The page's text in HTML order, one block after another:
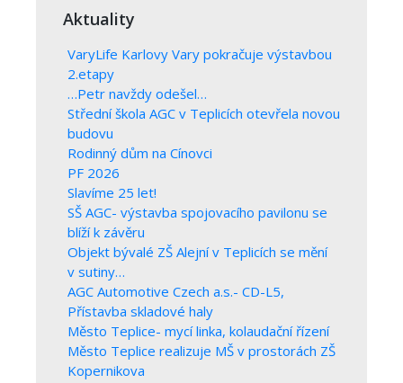
Aktuality
VaryLife Karlovy Vary pokračuje výstavbou
2.etapy
…Petr navždy odešel…
Střední škola AGC v Teplicích otevřela novou
budovu
Rodinný dům na Cínovci
PF 2026
Slavíme 25 let!
SŠ AGC- výstavba spojovacího pavilonu se
blíží k závěru
Objekt bývalé ZŠ Alejní v Teplicích se mění
v sutiny…
AGC Automotive Czech a.s.- CD-L5,
Přístavba skladové haly
Město Teplice- mycí linka, kolaudační řízení
Město Teplice realizuje MŠ v prostorách ZŠ
Kopernikova